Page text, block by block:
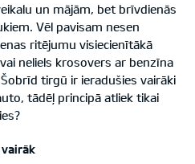
un mājām, bet brīvdienās
Vēl pavisam nesen
ritējumu visiecienītākā
neliels krosovers ar benzīna
tirgū ir ieradušies vairāki
tādēļ principā atliek tikai